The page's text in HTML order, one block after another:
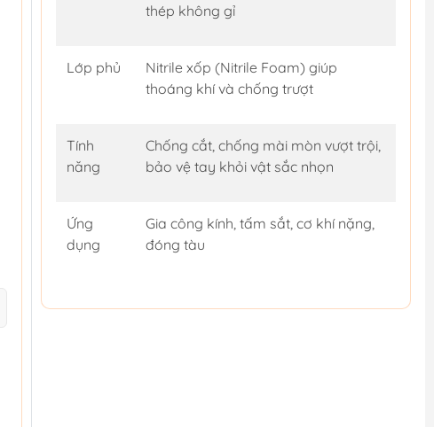
thép không gỉ
Lớp phủ
Nitrile xốp (Nitrile Foam) giúp
thoáng khí và chống trượt
Tính
năng
Chống cắt, chống mài mòn vượt trội,
bảo vệ tay khỏi vật sắc nhọn
Ứng
dụng
Gia công kính, tấm sắt, cơ khí nặng,
đóng tàu